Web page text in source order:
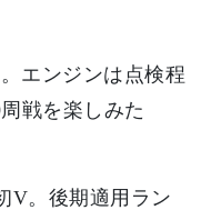
エンジンは点検程
戦を楽しみた
V。後期適用ラン